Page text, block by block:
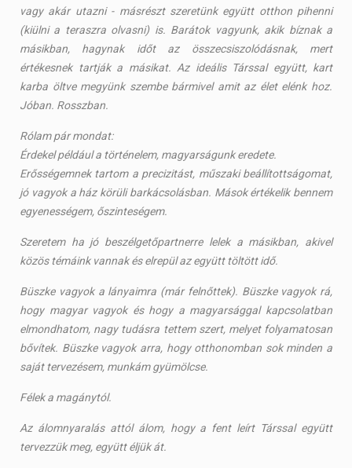
vagy akár utazni - másrészt szeretünk együtt otthon pihenni
(kiülni a teraszra olvasni) is. Barátok vagyunk, akik bíznak a
másikban, hagynak időt az összecsiszolódásnak, mert
értékesnek tartják a másikat. Az ideális Társsal együtt, kart
karba öltve megyünk szembe bármivel amit az élet elénk hoz.
Jóban. Rosszban.
Rólam pár mondat:
Érdekel például a történelem, magyarságunk eredete.
Erősségemnek tartom a precizitást, műszaki beállítottságomat,
jó vagyok a ház körüli barkácsolásban. Mások értékelik bennem
egyenességem, őszinteségem.
Szeretem ha jó beszélgetőpartnerre lelek a másikban, akivel
közös témáink vannak és elrepül az együtt töltött idő.
Büszke vagyok a lányaimra (már felnőttek). Büszke vagyok rá,
hogy magyar vagyok és hogy a magyarsággal kapcsolatban
elmondhatom, nagy tudásra tettem szert, melyet folyamatosan
bővítek. Büszke vagyok arra, hogy otthonomban sok minden a
saját tervezésem, munkám gyümölcse.
Félek a magánytól.
Az álomnyaralás attól álom, hogy a fent leírt Társsal együtt
tervezzük meg, együtt éljük át.